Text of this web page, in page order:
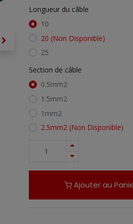
Longueur du câble
10
20 (Non Disponible)
25
Section de câble
0.5mm2
1.5mm2
1mm2
2.5mm2 (Non Disponible)
Ajouter au